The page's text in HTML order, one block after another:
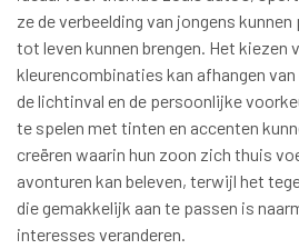
ze de verbeelding van jongens
tot leven kunnen brengen. Het kiezen
kleurencombinaties kan afhangen
de lichtinval en de persoonlijke
te spelen met tinten en accenten
creëren waarin hun zoon zich thuis
avonturen kan beleven, terwijl het
die gemakkelijk aan te passen is
interesses veranderen.